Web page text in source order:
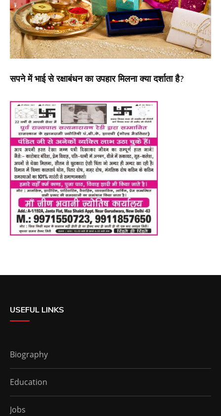
सपने में भाई से रक्षाबंधन का उपहार मिलना क्या दर्शाता है?
USEFUL LINKS
Biography
Education
Jobs